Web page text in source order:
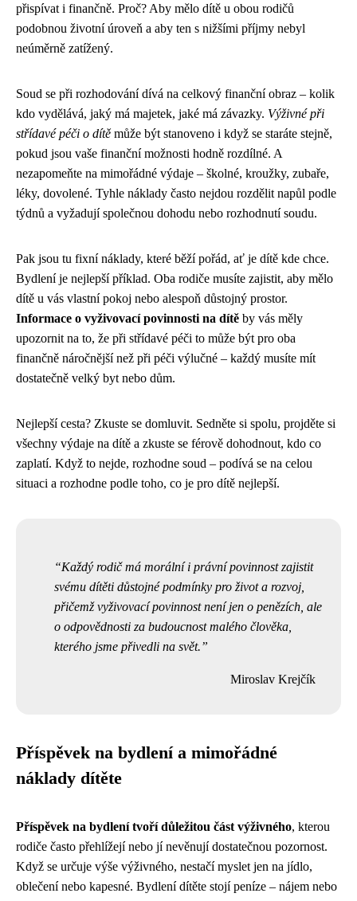
přispívat i finančně. Proč? Aby mělo dítě u obou rodičů
podobnou životní úroveň a aby ten s nižšími příjmy nebyl
neúměrně zatížený.
Soud se při rozhodování dívá na celkový finanční obraz – kolik
kdo vydělává, jaký má majetek, jaké má závazky. Výživné při
střídavé péči o dítě může být stanoveno i když se staráte stejně,
pokud jsou vaše finanční možnosti hodně rozdílné. A
nezapomeňte na mimořádné výdaje – školné, kroužky, zubaře,
léky, dovolené. Tyhle náklady často nejdou rozdělit napůl podle
týdnů a vyžadují společnou dohodu nebo rozhodnutí soudu.
Pak jsou tu fixní náklady, které běží pořád, ať je dítě kde chce.
Bydlení je nejlepší příklad. Oba rodiče musíte zajistit, aby mělo
dítě u vás vlastní pokoj nebo alespoň důstojný prostor.
Informace o vyživovací povinnosti na dítě by vás měly
upozornit na to, že při střídavé péči to může být pro oba
finančně náročnější než při péči výlučné – každý musíte mít
dostatečně velký byt nebo dům.
Nejlepší cesta? Zkuste se domluvit. Sedněte si spolu, projděte si
všechny výdaje na dítě a zkuste se férově dohodnout, kdo co
zaplatí. Když to nejde, rozhodne soud – podívá se na celou
situaci a rozhodne podle toho, co je pro dítě nejlepší.
Každý rodič má morální i právní povinnost zajistit
svému dítěti důstojné podmínky pro život a rozvoj,
přičemž vyživovací povinnost není jen o penězích, ale
o odpovědnosti za budoucnost malého člověka,
kterého jsme přivedli na svět.
Miroslav Krejčík
Příspěvek na bydlení a mimořádné
náklady dítěte
Příspěvek na bydlení tvoří důležitou část výživného, kterou
rodiče často přehlížejí nebo jí nevěnují dostatečnou pozornost.
Když se určuje výše výživného, nestačí myslet jen na jídlo,
oblečení nebo kapesné. Bydlení dítěte stojí peníze – nájem nebo